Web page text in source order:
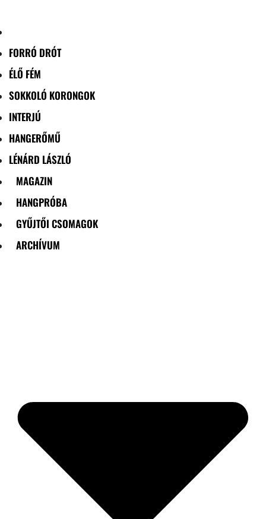
FORRÓ DRÓT
ÉLŐ FÉM
SOKKOLÓ KORONGOK
INTERJÚ
HANGERŐMŰ
LÉNÁRD LÁSZLÓ
MAGAZIN
HANGPRÓBA
GYŰJTŐI CSOMAGOK
ARCHÍVUM